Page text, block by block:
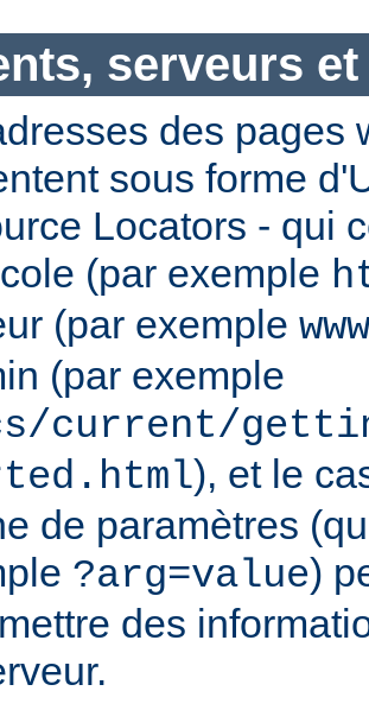
serveurs et
des pages
sous forme
Locators - qui
(par exemple
(par exemple
(par exemple
current/
), et le
de paramètres
?arg=value)
des